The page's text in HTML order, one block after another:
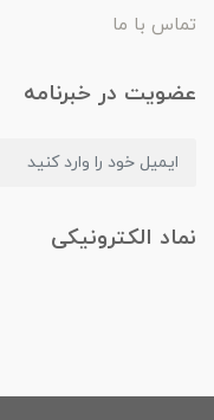
تماس با ما
عضویت در خبرنامه
نماد الکترونیکی